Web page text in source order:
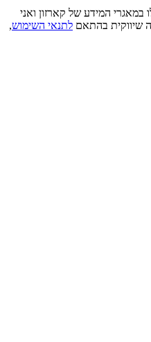
במאגרי המידע של קארזון ואני
שיווקית בהתאם לתנאי השימוש,